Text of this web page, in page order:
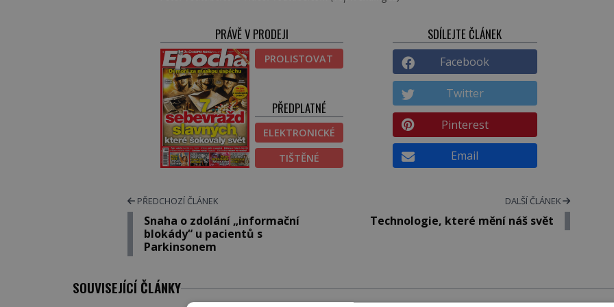
PRÁVĚ V PRODEJI
PROLISTOVAT
PŘEDPLATNÉ
ELEKTRONICKÉ
TIŠTĚNÉ
SDÍLEJTE ČLÁNEK
Facebook
Twitter
Pinterest
Email
PŘEDCHOZÍ ČLÁNEK
Snaha o zdolání „informační
blokády“ u pacientů s
Parkinsonem
DALŠÍ ČLÁNEK
Technologie, které mění náš svět
SOUVISEJÍCÍ ČLÁNKY